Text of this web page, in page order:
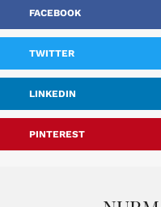
FACEBOOK
TWITTER
LINKEDIN
PINTEREST